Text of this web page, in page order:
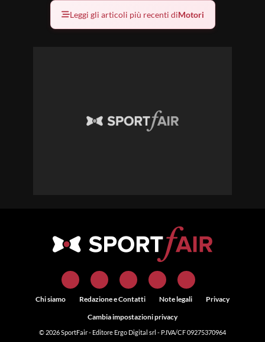
Leggi gli articoli più recenti diMotori
Chi siamo Redazione e Contatti Note legali
Privacy
Cambia impostazioni privacy
© 2026SportFair- Editore Ergo Digital srl - P.IVA/CF 09275370964